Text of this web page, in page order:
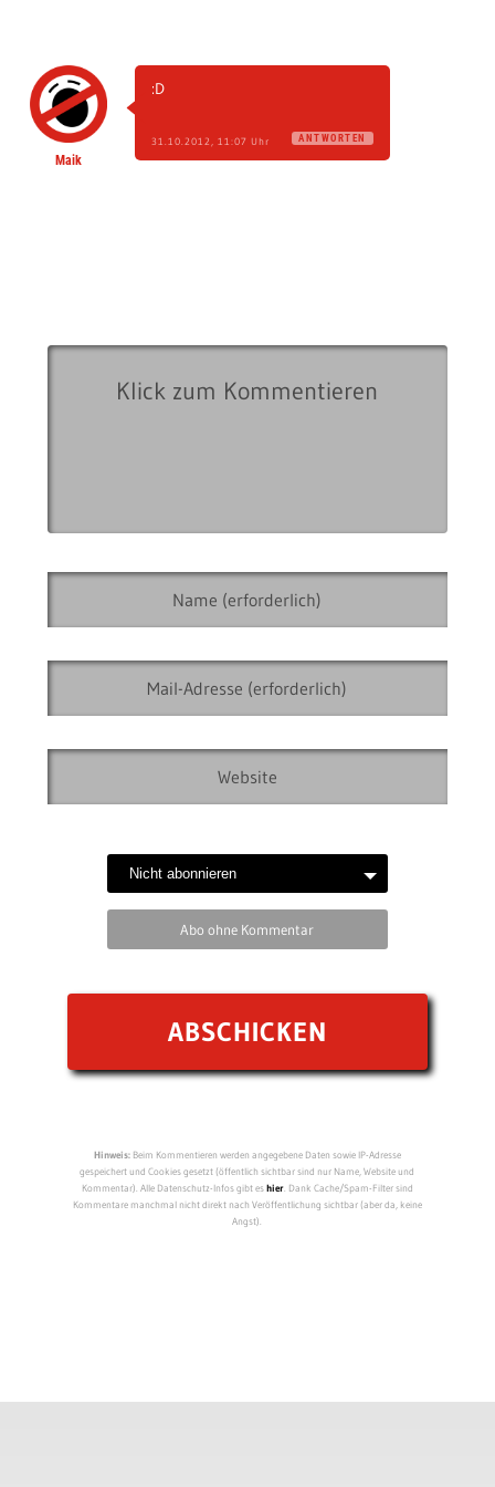
Maik
:D
31.10.2012, 11:07 Uhr ANTWORTEN
Abo ohne Kommentar
Hinweis:Beim Kommentieren werden angegebene Daten sowie IP-Adresse
gespeichert und Cookies gesetzt (öffentlich sichtbar sind nur Name, Website und
Kommentar). Alle Datenschutz-Infos gibt eshier. Dank Cache/Spam-Filter sind
Kommentare manchmal nicht direkt nach Veröffentlichung sichtbar (aber da, keine
Angst).